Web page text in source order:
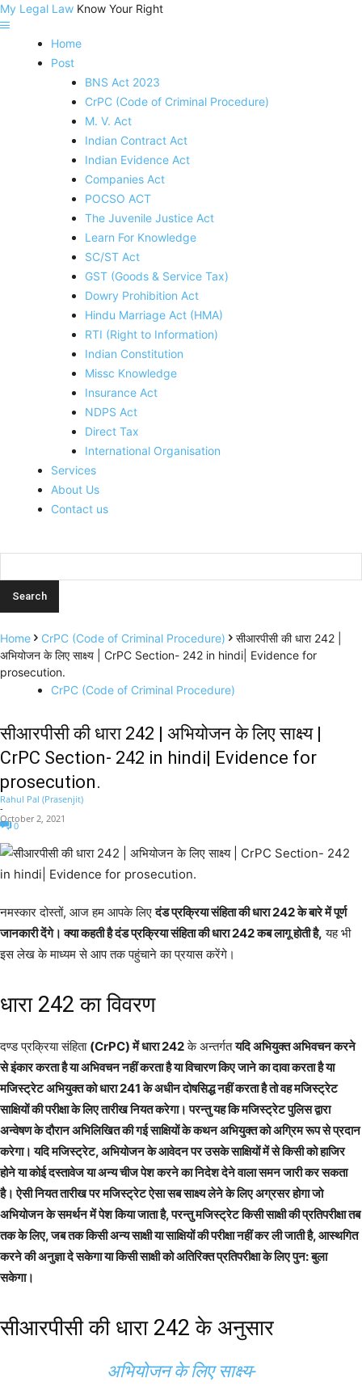
My Legal Law Know Your Right
Home
Post
BNS Act 2023
CrPC (Code of Criminal Procedure)
M. V. Act
Indian Contract Act
Indian Evidence Act
Companies Act
POCSO ACT
The Juvenile Justice Act
Learn For Knowledge
SC/ST Act
GST (Goods & Service Tax)
Dowry Prohibition Act
Hindu Marriage Act (HMA)
RTI (Right to Information)
Indian Constitution
Missc Knowledge
Insurance Act
NDPS Act
Direct Tax
International Organisation
Services
About Us
Contact us
Home CrPC (Code of Criminal Procedure)
सीआरपीसी की धारा 242 |
अभियोजन के लिए साक्ष्य | CrPC Section- 242 in hindi| Evidence for
prosecution.
CrPC (Code of Criminal Procedure)
सीआरपीसी की धारा 242 | अभियोजन के लिए साक्ष्य |
CrPC Section- 242 in hindi| Evidence for
prosecution.
Rahul Pal (Prasenjit)
-
October 2, 2021
0
नमस्कार दोस्तों, आज हम आपके लिएदंड प्रक्रिया संहिता की धारा 242 के बारे में पूर्ण
जानकारी देंगे। क्या कहती है दंड प्रक्रिया संहिता की धारा 242 कब लागू होती है, यह भी
इस लेख के माध्यम से आप तक पहुंचाने का प्रयास करेंगे।
धारा 242 का विवरण
दण्ड प्रक्रिया संहिता (CrPC) में धारा 242के अन्तर्गतयदि अभियुक्त अभिवचन करने
से इंकार करता है या अभिवचन नहीं करता है या विचारण किए जाने का दावा करता है या
मजिस्ट्रेट अभियुक्त को धारा 241 के अधीन दोषसिद्ध नहीं करता है तो वह मजिस्ट्रेट
साक्षियों की परीक्षा के लिए तारीख नियत करेगा। परन्तु यह कि मजिस्ट्रेट पुलिस द्वारा
अन्वेषण के दौरान अभिलिखित की गई साक्षियों के कथन अभियुक्त को अग्रिम रूप से प्रदान
करेगा। यदि मजिस्ट्रेट, अभियोजन के आवेदन पर उसके साक्षियों में से किसी को हाजिर
होने या कोई दस्तावेज या अन्य चीज पेश करने का निदेश देने वाला समन जारी कर सकता
है। ऐसी नियत तारीख पर मजिस्ट्रेट ऐसा सब साक्ष्य लेने के लिए अग्रसर होगा जो
अभियोजन के समर्थन में पेश किया जाता है, परन्तु मजिस्ट्रेट किसी साक्षी की प्रतिपरीक्षा तब
तक के लिए, जब तक किसी अन्य साक्षी या साक्षियों की परीक्षा नहीं कर ली जाती है, आस्थगित
करने की अनुज्ञा दे सकेगा या किसी साक्षी को अतिरिक्त प्रतिपरीक्षा के लिए पुन: बुला
सकेगा।
सीआरपीसी की धारा 242 के अनुसार
अभियोजन के लिए साक्ष्य-